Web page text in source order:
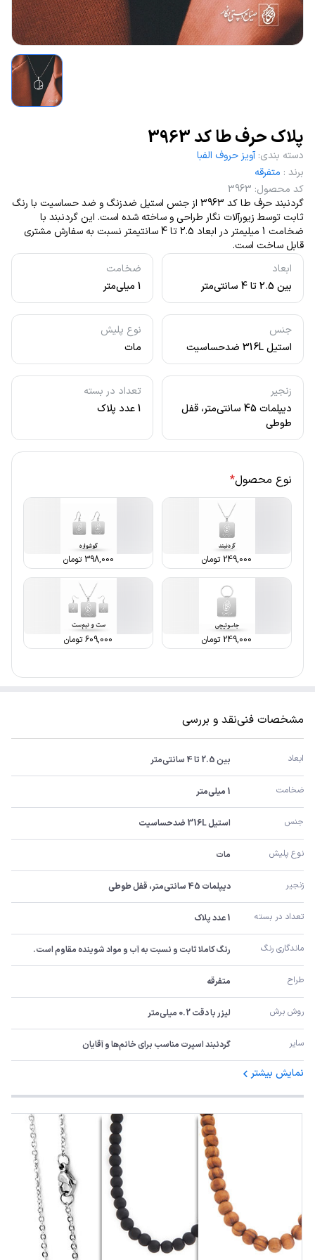
پلاک حرف طا کد 3963
ابعاد
بین 2.5 تا 4 سانتی‌متر
ضخامت
1 میلی‌متر
جنس
استیل 316L ضدحساسیت
نوع پلیش
مات
زنجیر
دیپلمات 45 سانتی‌متر، قفل
طوطی
تعداد در بسته
1 عدد پلاک
دسته بندی: آویز حروف الفبا
برند : متفرقه
کد محصول:
3963
گردنبند حرف طا کد 3963 از جنس استیل ضدزنگ و ضد حساسیت با رنگ
ثابت توسط زیورآلات نگار طراحی و ساخته شده است. این گردنبند با
ضخامت 1 میلیمتر در ابعاد 2.5 تا 4 سانتیمتر نسبت به سفارش مشتری
قابل ساخت است.
نوع محصول*
249,000 تومان 398,000 تومان
249,000 تومان 609,000تومان
مشخصات فنینقد و بررسی
ابعاد بین 2.5 تا 4 سانتی‌متر
ضخامت 1 میلی‌متر
جنس استیل 316L ضدحساسیت
نوع پلیش مات
زنجیر دیپلمات 45 سانتی‌متر، قفل طوطی
تعداد در بسته 1 عدد پلاک
ماندگاری رنگ رنگ کاملا ثابت و نسبت به آب و مواد شوینده مقاوم است.
طراح متفرقه
روش برش لیزر با دقت 0.2 میلی‌متر
سایر گردنبند اسپرت مناسب برای خانم‌ها و آقایان
نمایش بیشتر